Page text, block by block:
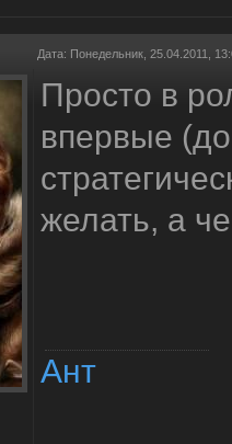
Дата: Понедельник, 25.04.2011,
Просто в
впервые
желать, а
Ант